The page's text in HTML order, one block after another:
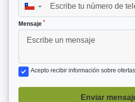
▼
Mensaje *
Acepto recibir información sobre
Enviar